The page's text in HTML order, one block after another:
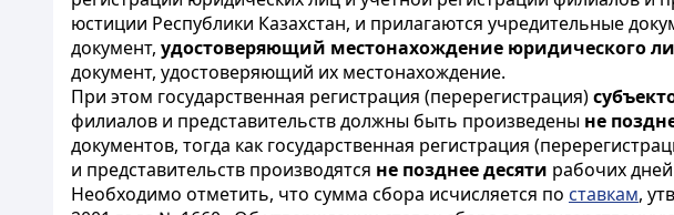
юстиции Республики Казахстан, и прилагаются учредительные
документ, удостоверяющий местонахождение юридического
документ, удостоверяющий их местонахождение.
При этом государственная регистрация (перерегистрация)
филиалов и представительств должны быть произведены не
документов, тогда как государственная регистрация
и представительств производятся не позднее десяти рабочих
Необходимо отметить, что сумма сбора исчисляется по ставкам,